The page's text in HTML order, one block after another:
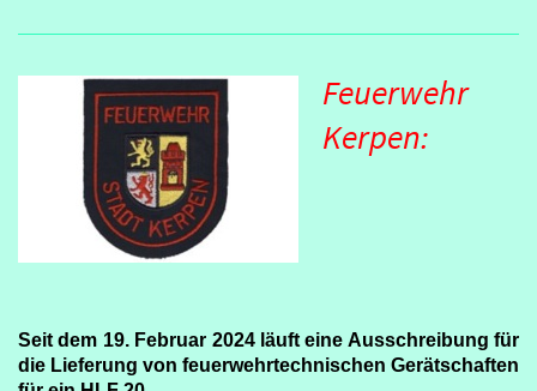
Feuerwehr
Kerpen:
Seit dem 19. Februar 2024 läuft eine Ausschreibung für
die Lieferung von feuerwehrtechnischen Gerätschaften